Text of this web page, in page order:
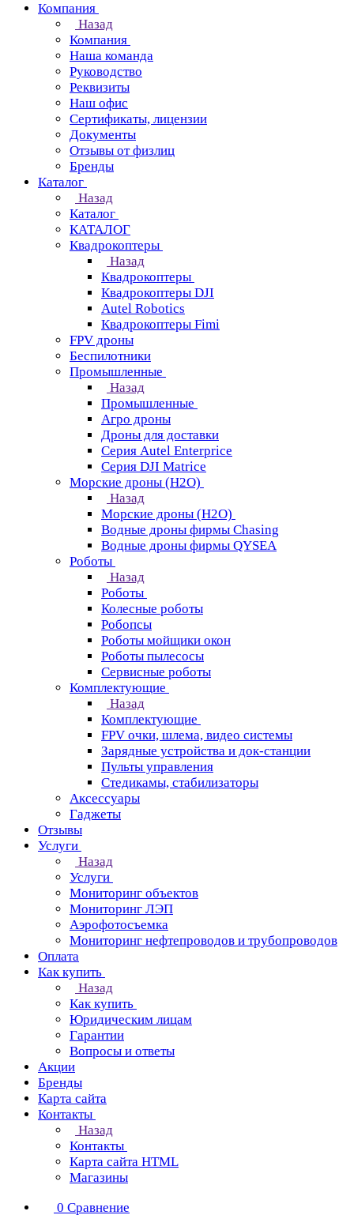
Компания
Назад
Компания
Наша команда
Руководство
Реквизиты
Наш офис
Сертификаты, лицензии
Документы
Отзывы от физлиц
Бренды
Каталог
Назад
Каталог
КАТАЛОГ
Квадрокоптеры
Назад
Квадрокоптеры
Квадрокоптеры DJI
Autel Robotics
Квадрокоптеры Fimi
FPV дроны
Беспилотники
Промышленные
Назад
Промышленные
Агро дроны
Дроны для доставки
Серия Autel Enterprice
Серия DJI Matrice
Морские дроны (H2O)
Назад
Морские дроны (H2O)
Водные дроны фирмы Chasing
Водные дроны фирмы QYSEA
Роботы
Назад
Роботы
Колесные роботы
Робопсы
Роботы мойщики окон
Роботы пылесосы
Сервисные роботы
Комплектующие
Назад
Комплектующие
FPV очки, шлема, видео системы
Зарядные устройства и док-станции
Пульты управления
Стедикамы, стабилизаторы
Аксессуары
Гаджеты
Отзывы
Услуги
Назад
Услуги
Мониторинг объектов
Мониторинг ЛЭП
Аэрофотосъемка
Мониторинг нефтепроводов и трубопроводов
Оплата
Как купить
Назад
Как купить
Юридическим лицам
Гарантии
Вопросы и ответы
Акции
Бренды
Карта сайта
Контакты
Назад
Контакты
Карта сайта HTML
Магазины
0 Сравнение